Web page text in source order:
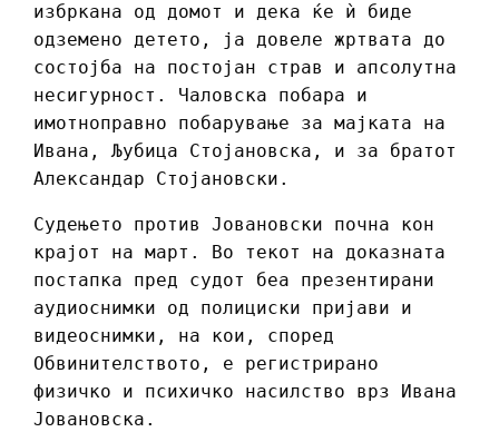
избркана од домот и дека ќе ѝ биде
одземено детето, ја довеле жртвата до
состојба на постојан страв и апсолутна
несигурност. Чаловска побара и
имотноправно побарување за мајката на
Ивана, Љубица Стојановска, и за братот
Александар Стојановски.
Судењето против Јовановски почна кон
крајот на март. Во текот на доказната
постапка пред судот беа презентирани
аудиоснимки од полициски пријави и
видеоснимки, на кои, според
Обвинителството, е регистрирано
физичко и психичко насилство врз Ивана
Јовановска.